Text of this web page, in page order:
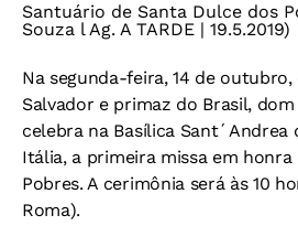
Santuário de Santa Dulce dos
Souza l Ag. A TARDE | 19.5.2019)
Na segunda-feira, 14 de
Salvador e primaz do Brasil,
celebra na Basílica Sant´Andrea
Itália, a primeira missa em
Pobres. A cerimônia será às 10
Roma).